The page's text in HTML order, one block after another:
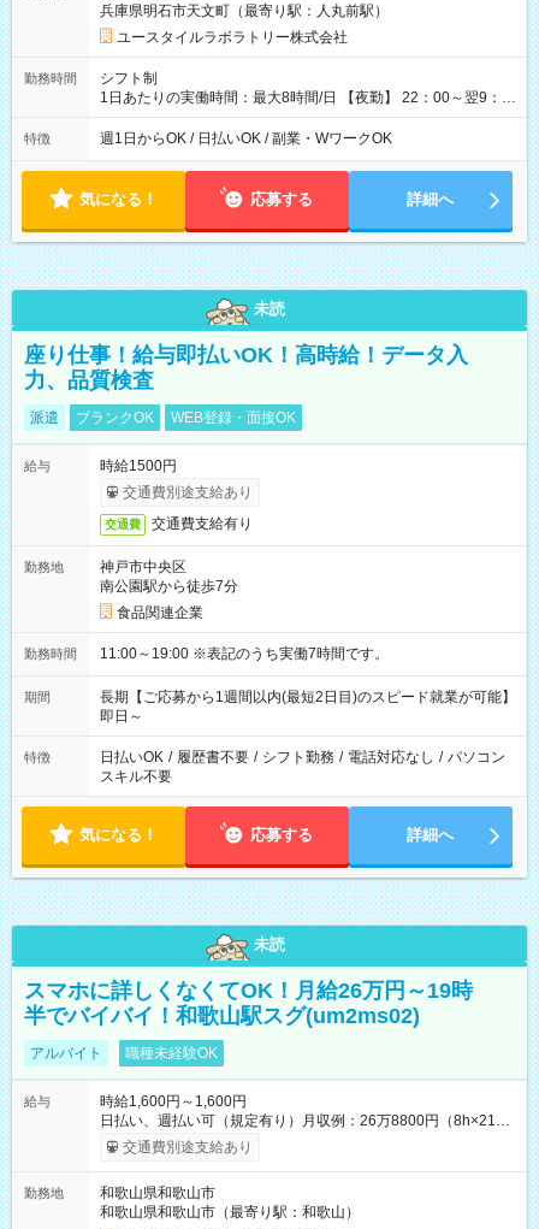
用形態：本採用時と同じです。 給与：時給 1,550円以上
兵庫県明石市天文町（最寄り駅：人丸前駅）
ユースタイルラボラトリー株式会社
勤務時間
シフト制
1日あたりの実働時間：最大8時間/日 【夜勤】 22：00～翌9：
00 ※週1日～OK ／ 夜勤専従 ＊＊ 勤務時間例 ＊＊ ■22時か
ら翌7時 ■23時から翌8時 ■24時から翌9時 など ※上記の時間
ます。 ※曜日固定（毎週同じ曜日での勤務となります）
特徴 週1日からOK / 日払いOK / 副業・WワークOK
気になる！ 応募する 詳細へ
未読
座り仕事！給与即払いOK！高時給！データ入
力、品質検査
派遣 ブランクOK WEB登録・面接OK
給与
時給1500円
交通費別途支給あり
交通費 交通費支給有り
勤務地
神戸市中央区
南公園駅から徒歩7分
食品関連企業
勤務時間 11:00～19:00 ※表記のうち実働7時間です。
期間
長期【ご応募から1週間以内(最短2日目)のスピード就業が可能】
即日～
特徴 日払いOK / 履歴書不要 / シフト勤務 / 電話対応なし / パソコン
スキル不要
気になる！ 応募する 詳細へ
未読
スマホに詳しくなくてOK！月給26万円～19時
半でバイバイ！和歌山駅スグ(um2ms02)
アルバイト 職種未経験OK
給与
時給1,600円～1,600円
日払い、週払い可（規定有り）月収例：26万8800円（8h×21
日） 【試用期間】試用期間なし
交通費別途支給あり
勤務地
和歌山県和歌山市
和歌山県和歌山市（最寄り駅：和歌山）